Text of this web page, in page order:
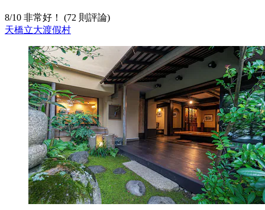
8/10 非常好！ (72 則評論)
天橋立大渡假村